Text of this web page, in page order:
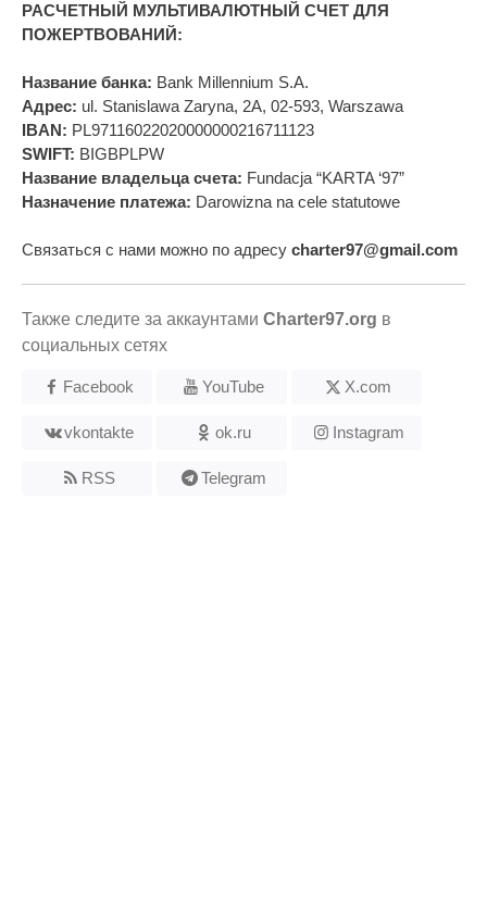
РАСЧЕТНЫЙ МУЛЬТИВАЛЮТНЫЙ СЧЕТ ДЛЯ
ПОЖЕРТВОВАНИЙ:
Название банка: Bank Millennium S.A.
Адрес: ul. Stanislawa Zaryna, 2A, 02-593, Warszawa
IBAN: PL97116022020000000216711123
SWIFT: BIGBPLPW
Название владельца счета: Fundacja “KARTA ‘97”
Назначение платежа: Darowizna na cele statutowe
Связаться с нами можно по адресу charter97@gmail.com
Также следите за аккаунтами Charter97.org в
социальных сетях
Facebook YouTube X.com
vkontakte ok.ru Instagram
RSS Telegram